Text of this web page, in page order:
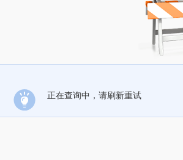
正在查询中，请刷新重试